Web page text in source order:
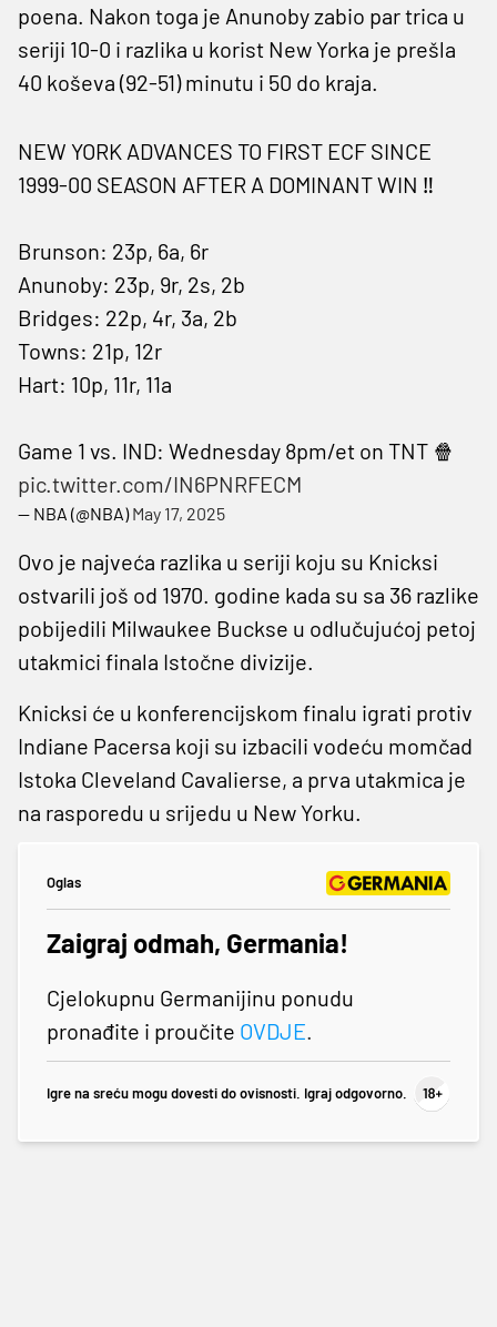
poena. Nakon toga je Anunoby zabio par trica u
seriji 10-0 i razlika u korist New Yorka je prešla
40 koševa (92-51) minutu i 50 do kraja.
NEW YORK ADVANCES TO FIRST ECF SINCE
1999-00 SEASON AFTER A DOMINANT WIN ‼️
Brunson: 23p, 6a, 6r
Anunoby: 23p, 9r, 2s, 2b
Bridges: 22p, 4r, 3a, 2b
Towns: 21p, 12r
Hart: 10p, 11r, 11a
Game 1 vs. IND: Wednesday 8pm/et on TNT 🍿
pic.twitter.com/IN6PNRFECM
— NBA (@NBA)May 17, 2025
Ovo je najveća razlika u seriji koju su Knicksi
ostvarili još od 1970. godine kada su sa 36 razlike
pobijedili Milwaukee Buckse u odlučujućoj petoj
utakmici finala Istočne divizije.
Knicksi će u konferencijskom finalu igrati protiv
Indiane Pacersa koji su izbacili vodeću momčad
Istoka Cleveland Cavalierse, a prva utakmica je
na rasporedu u srijedu u New Yorku.
Oglas
Zaigraj odmah, Germania!
Cjelokupnu Germanijinu ponudu
pronađite i proučite OVDJE.
Igre na sreću mogu dovesti do ovisnosti. Igraj odgovorno.